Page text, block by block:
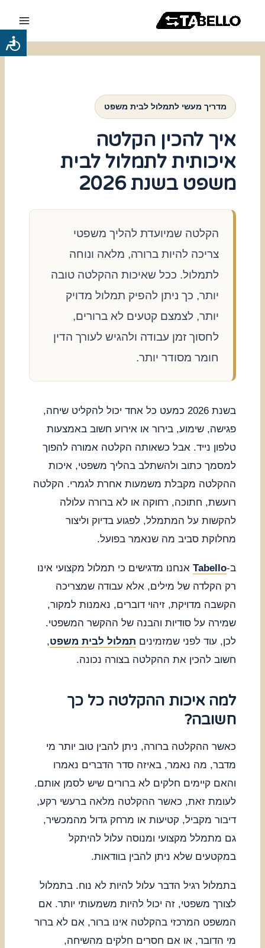
מדריך מעשי לתמלול לבית משפט
איך להכין הקלטה
איכותית לתמלול לבית
משפט בשנת 2026
הקלטה שמיועדת להליך משפטי
צריכה להיות ברורה, מלאה ונוחה
לתמלול. ככל שאיכות ההקלטה טובה
יותר, כך ניתן להפיק תמלול מדויק
יותר, לצמצם קטעים לא ברורים,
לחסוך זמן עבודה ולהגיש לעורך הדין
חומר מסודר יותר.
בשנת 2026 כמעט כל אחד יכול להקליט שיחה,
פגישה, שימוע, בירור או אירוע חשוב באמצעות
טלפון נייד. אבל כשאותה הקלטה אמורה להפוך
למסמך כתוב ולהשתלב בהליך משפטי, איכות
ההקלטה מקבלת משמעות אחרת לגמרי. הקלטה
רועשת, חתוכה, רחוקה או לא ברורה עלולה
להקשות על המתמלל, לפגוע בדיוק וליצור
מחלוקת סביב מה שנאמר בפועל.
ב-Tabello אנחנו מדגישים כי תמלול מקצועי אינו
רק הקלדה של מילים, אלא עבודה שמצריכה
הקשבה מדויקת, זיהוי דוברים, נאמנות למקור,
שמירה על סודיות והבנה של ההקשר המשפטי.
לכן, עוד לפני שמזמינים תמלול לבית משפט,
חשוב להכין את ההקלטה בצורה נכונה.
למה איכות ההקלטה כל כך
חשובה?
כאשר ההקלטה ברורה, ניתן להבין טוב יותר מי
מדבר, מה נאמר, באיזה סדר הדברים נאמרו
והאם קיימים חלקים לא ברורים שיש לסמן אותם.
לעומת זאת, כאשר ההקלטה מלאה ברעשי רקע,
דיבור מקביל, קטיעות או מרחק גדול מהמכשיר,
גם מתמלל מקצועי ומנוסה עלול להיתקל
במקטעים שלא ניתן להבין בוודאות.
בתמלול רגיל הדבר עלול להיות לא נוח. בתמלול
לצורך משפטי, זה יכול להיות משמעותי יותר. אם
המשפט המרכזי בהקלטה אינו ברור, אם לא ברור
מי הדובר, או אם חסרים חלקים מהשיחה,
נגישות